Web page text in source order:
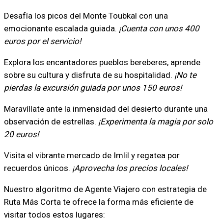
Desafía los picos del Monte Toubkal con una
emocionante escalada guiada. ¡Cuenta con unos 400
euros por el servicio!
Explora los encantadores pueblos bereberes, aprende
sobre su cultura y disfruta de su hospitalidad. ¡No te
pierdas la excursión guiada por unos 150 euros!
Maravíllate ante la inmensidad del desierto durante una
observación de estrellas. ¡Experimenta la magia por solo
20 euros!
Visita el vibrante mercado de Imlil y regatea por
recuerdos únicos. ¡Aprovecha los precios locales!
Nuestro algoritmo de Agente Viajero con estrategia de
Ruta Más Corta te ofrece la forma más eficiente de
visitar todos estos lugares: